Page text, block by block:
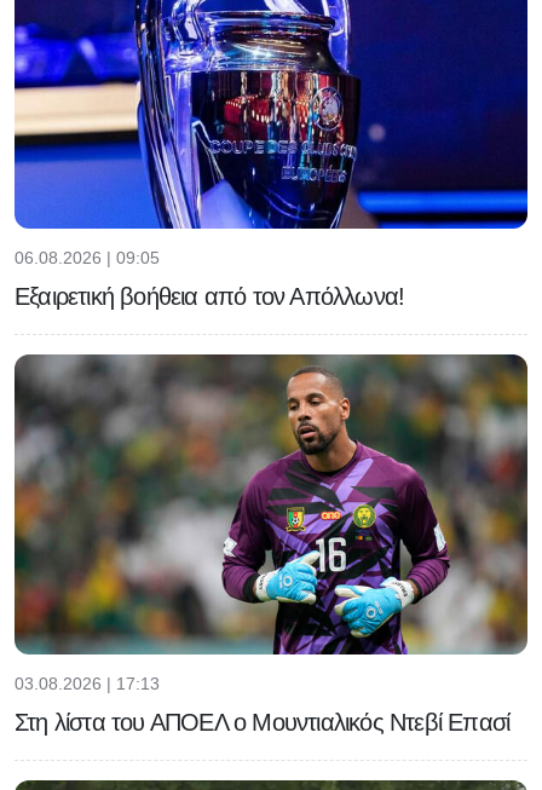
06.08.2026 | 09:05
Εξαιρετική βοήθεια από τον Απόλλωνα!
03.08.2026 | 17:13
Στη λίστα του ΑΠΟΕΛ ο Μουντιαλικός Ντεβί Επασί